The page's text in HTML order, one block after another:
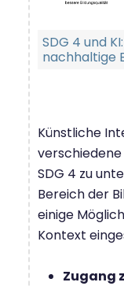
SDG 4 und
nachhaltige
Künstliche
SDG 4 zu
Bereich der
einige
Kontext
Zugang